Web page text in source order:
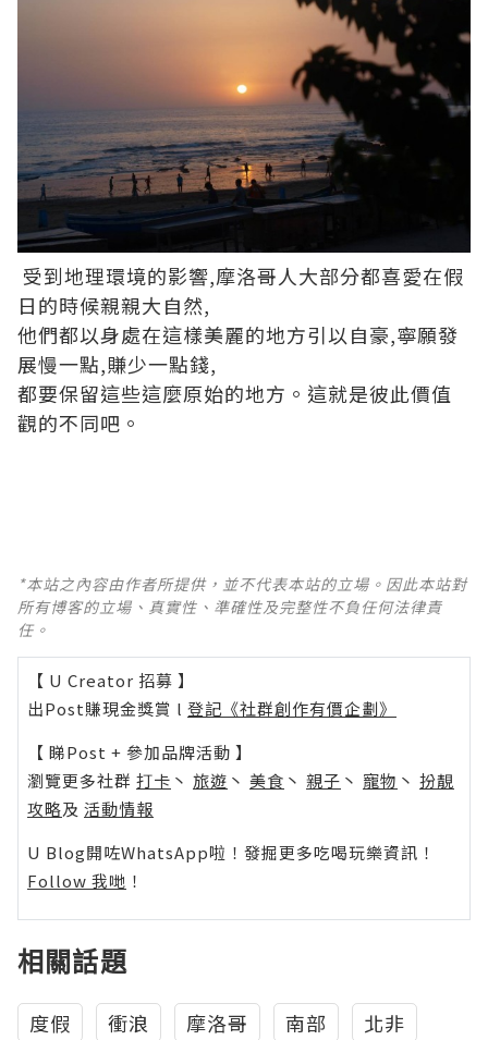
受到地理環境的影響,摩洛哥人大部分都喜愛在假
日的時候親親大自然,
他們都以身處在這樣美麗的地方引以自豪,寧願發
展慢一點,賺少一點錢,
都要保留這些這麼原始的地方。這就是彼此價值
觀的不同吧。
*本站之內容由作者所提供，並不代表本站的立場。因此本站對
所有博客的立場、真實性、準確性及完整性不負任何法律責
任。
【 U Creator 招募 】
出Post賺現金獎賞 l 登記《社群創作有價企劃》
【 睇Post + 參加品牌活動 】
瀏覽更多社群 打卡 丶 旅遊 丶 美食 丶 親子 丶 寵物 丶 扮靚
攻略及 活動情報
U Blog開咗WhatsApp啦！發掘更多吃喝玩樂資訊！
Follow 我哋 ！
相關話題
度假 衝浪 摩洛哥 南部
北非